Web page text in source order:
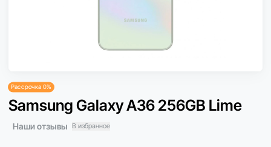
Samsung Galaxy A36 256GB Lime
Наши отзывы В избранное
Рассрочка 0%